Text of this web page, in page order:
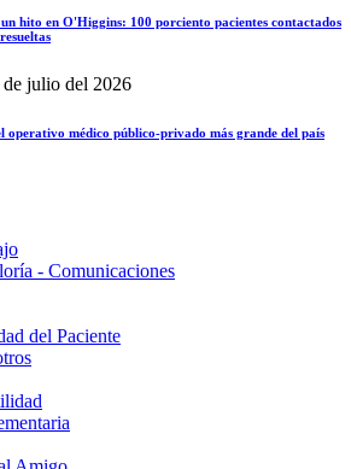
hito en O'Higgins: 100 porciento pacientes contactados
de julio del 2026
operativo médico público-privado más grande del país
- Comunicaciones
del Paciente